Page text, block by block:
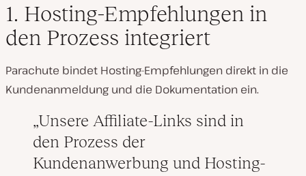
1. Hosting-Empfehlungen in
den Prozess integriert
Parachute bindet Hosting-Empfehlungen direkt in die
Kundenanmeldung und die Dokumentation ein.
Unsere Affiliate-Links sind in
den Prozess der
Kundenanwerbung und Hosting-